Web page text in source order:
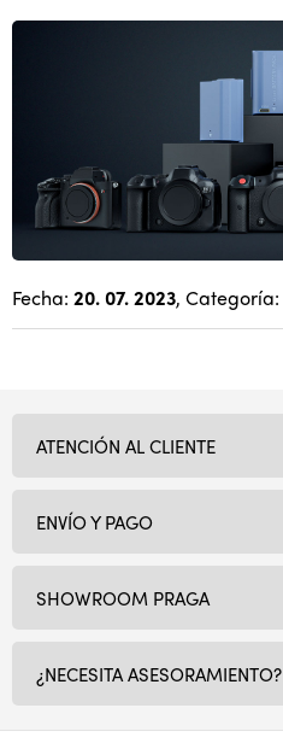
Fecha: 20. 07. 2023, Categoría:
SHOWROOM PRAGA
¿NECESITA ASESORAMIENTO?
ATENCIÓN AL CLIENTE
ENVÍO Y PAGO